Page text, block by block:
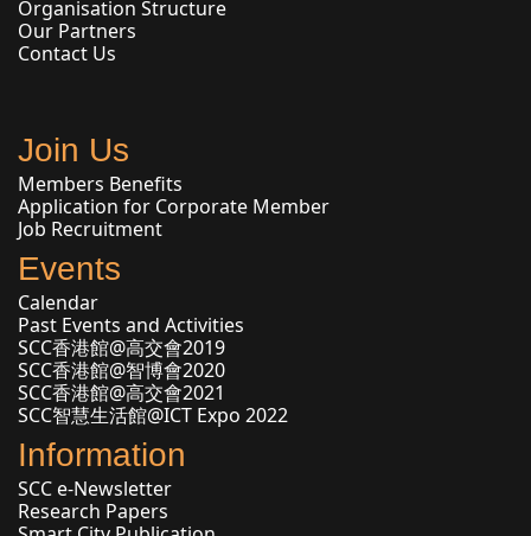
Organisation Structure
Our Partners
Contact Us
Join Us
Members Benefits
Application for Corporate Member
Job Recruitment
Events
Calendar
Past Events and Activities
SCC香港館@高交會2019
SCC香港館@智博會2020
SCC香港館@高交會2021
SCC智慧生活館@ICT Expo 2022
Information
SCC e-Newsletter
Research Papers